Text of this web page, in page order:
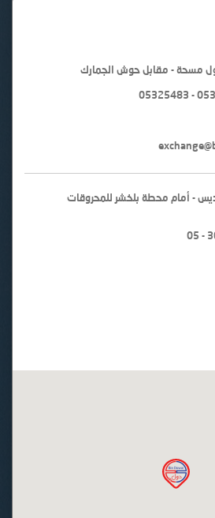
مسحة - مقابل حوش الجمارك
05325483 -
- أمام محطة بلخشر للمحروقات
05 -